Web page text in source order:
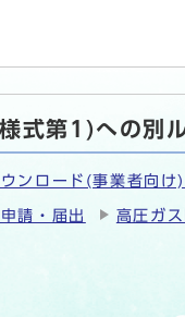
式第1)への別
ンロード(事業者向け)
請・届出 高圧ガ